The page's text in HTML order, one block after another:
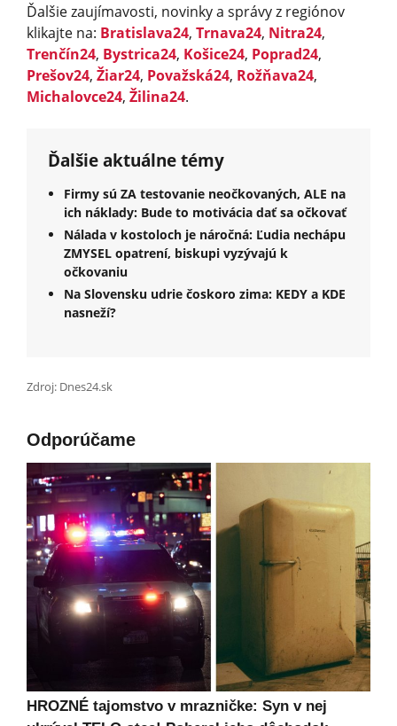
Ďalšie zaujímavosti, novinky a správy z regiónov
klikajte na: Bratislava24, Trnava24, Nitra24,
Trenčín24, Bystrica24, Košice24, Poprad24,
Prešov24, Žiar24, Považská24, Rožňava24,
Michalovce24, Žilina24.
Ďalšie aktuálne témy
Firmy sú ZA testovanie neočkovaných, ALE na
ich náklady: Bude to motivácia dať sa očkovať
Nálada v kostoloch je náročná: Ľudia nechápu
ZMYSEL opatrení, biskupi vyzývajú k
očkovaniu
Na Slovensku udrie čoskoro zima: KEDY a KDE
nasneží?
Zdroj: Dnes24.sk
Odporúčame
HROZNÉ tajomstvo v mrazničke: Syn v nej